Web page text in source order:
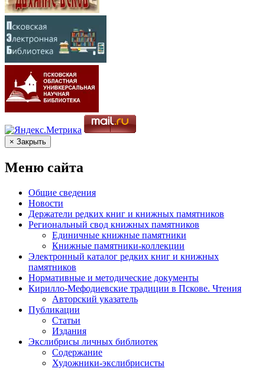
× Закрыть
Меню сайта
Общие сведения
Новости
Держатели редких книг и книжных памятников
Региональный свод книжных памятников
Единичные книжные памятники
Книжные памятники-коллекции
Электронный каталог редких книг и книжных
памятников
Нормативные и методические документы
Кирилло-Мефодиевские традиции в Пскове. Чтения
Авторский указатель
Публикации
Статьи
Издания
Экслибрисы личных библиотек
Содержание
Художники-экслибрисисты